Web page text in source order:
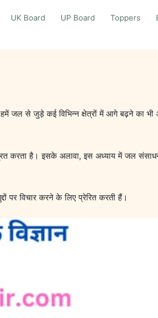
UK Board UP Board Toppers
जल से जुड़े कई विभिन्न क्षेत्रों में आगे बढ़ने का भी
करता है। इसके अलावा, इस अध्याय में जल
पर विचार करने के लिए प्रेरित करती हैं।